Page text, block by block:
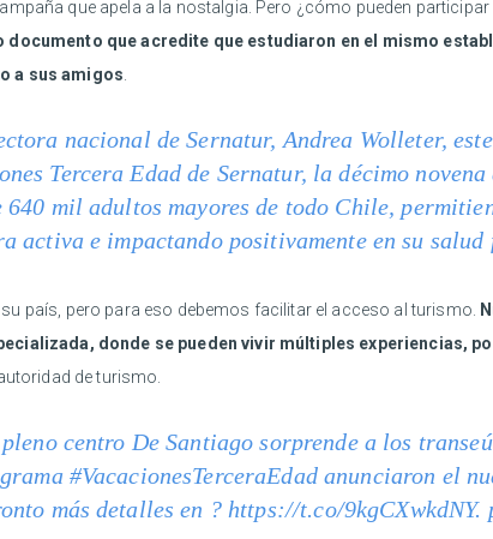
que apela a la nostalgia. Pero ¿cómo pueden
que acredite que estudiaron en el mismo
a sus amigos
nacional de Sernatur, Andrea Wolleter,
Tercera Edad de Sernatur, la décimo
640 mil adultos mayores de todo Chile,
activa e impactando positivamente en su
país, pero para eso debemos facilitar el acceso al turismo.
donde se pueden vivir múltiples experiencias,
de turismo.
centro De Santiago sorprende a los
#VacacionesTerceraEdadanunciaron el
más detalles en ? https://t.co/9kgCXwkdNY.